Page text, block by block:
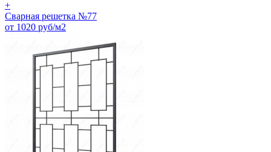
+
Сварная решетка №77
от 1020 руб/м2